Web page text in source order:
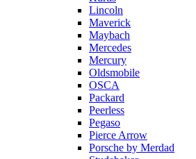
Lincoln
Maverick
Maybach
Mercedes
Mercury
Oldsmobile
OSCA
Packard
Peerless
Pegaso
Pierce Arrow
Porsche by Merdad